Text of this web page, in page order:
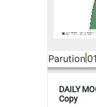
Parution
DAILY
Copy